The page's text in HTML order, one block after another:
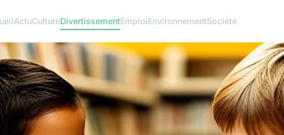
ActuCultureDivertissementEmploiEnvironnementSociété